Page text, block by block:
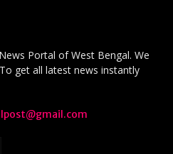
Portal of West Bengal. We
get all latest news instantly